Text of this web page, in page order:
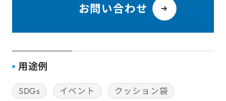
お問い合わせ
用途例
SDGs イベント
クッション袋